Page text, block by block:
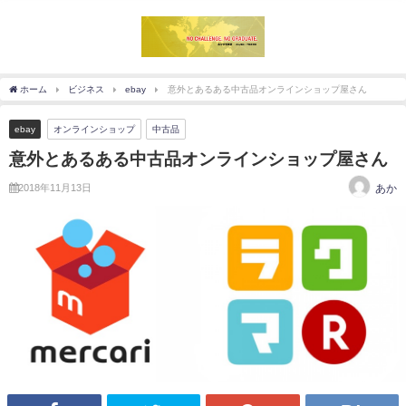
ホーム ビジネス ebay 意外とあるある中古品オンラインショップ屋さん
ebay オンラインショップ 中古品
意外とあるある中古品オンラインショップ屋さん
2018年11月13日 あか